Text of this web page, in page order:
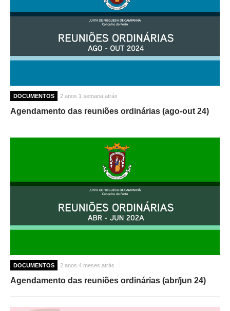
DOCUMENTOS 2 anos 1 semana atrás
Agendamento das reuniões ordinárias (ago-out 24)
DOCUMENTOS 2 anos 4 meses atrás
Agendamento das reuniões ordinárias (abr/jun 24)